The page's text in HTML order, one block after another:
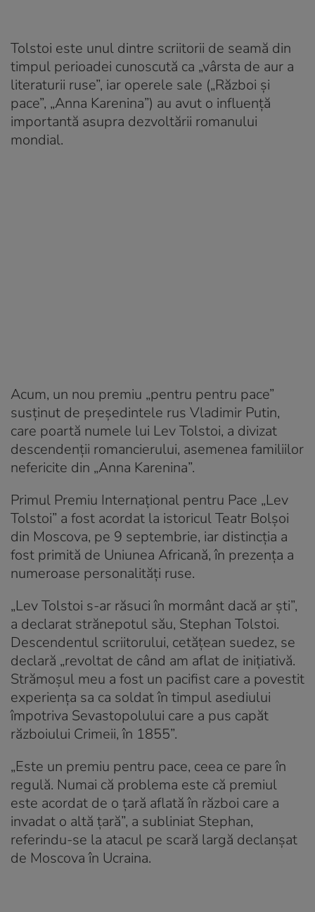
Tolstoi este unul dintre scriitorii de seamă din
timpul perioadei cunoscută ca „vârsta de aur a
literaturii ruse”, iar operele sale („Război și
pace”, „Anna Karenina”) au avut o influență
importantă asupra dezvoltării romanului
mondial.
Acum, un nou premiu „pentru pentru pace”
susținut de președintele rus Vladimir Putin,
care poartă numele lui Lev Tolstoi, a divizat
descendenții romancierului, asemenea familiilor
nefericite din „Anna Karenina”.
Primul Premiu Internațional pentru Pace „Lev
Tolstoi” a fost acordat la istoricul Teatr Bolșoi
din Moscova, pe 9 septembrie, iar distincția a
fost primită de Uniunea Africană, în prezența a
numeroase personalități ruse.
„Lev Tolstoi s-ar răsuci în mormânt dacă ar ști”,
a declarat strănepotul său, Stephan Tolstoi.
Descendentul scriitorului, cetățean suedez, se
declară „revoltat de când am aflat de inițiativă.
Strămoșul meu a fost un pacifist care a povestit
experiența sa ca soldat în timpul asediului
împotriva Sevastopolului care a pus capăt
războiului Crimeii, în 1855”.
„Este un premiu pentru pace, ceea ce pare în
regulă. Numai că problema este că premiul
este acordat de o țară aflată în război care a
invadat o altă țară”, a subliniat Stephan,
referindu-se la atacul pe scară largă declanșat
de Moscova în Ucraina.